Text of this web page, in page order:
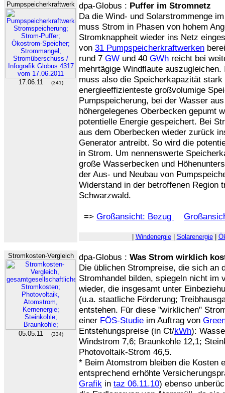
Pumpspeicherkraftwerk
17.06.11 (341)
dpa-Globus : Puffer im Stromnetz
Da die Wind- und Solarstrommenge
muss Strom in Phasen von hohem
Stromknappheit wieder ins Netz
von 31 Pumpspeicherkraftwerken
rund 7 GW und 40 GWh reicht bei
mehrtägige Windflaute
muss also die Speicherkapazität
energieeffizienteste großvolumige
Pumpspeicherung, bei der Wasser
höhergelegenes Oberbecken gepumt
potentielle Energie gespeichert. Bei
aus dem Oberbecken wieder zurück
Generator antreibt. So wird die
in Strom. Um nennenswerte
große Wasserbecken und
der Aus- und Neubau von
Widerstand in der betroffenen
Schwarzwald.
=> Großansicht: Bezug
Windenergie| Solarenergie|
Stromkosten-Vergleich
05.05.11 (334)
dpa-Globus : Was Strom wirklich
Die üblichen Strompreise, die sich an
Stromhandel bilden, spiegeln nicht im
wieder, die insgesamt unter
(u.a. staatliche Förderung;
entstehen. Für diese "wirklichen"
einer FÖS-Studie im Auftrag von
Entstehungspreise (in Ct/kWh):
Windstrom 7,6; Braunkohle 12,1;
Photovoltaik-Strom 46,5.
* Beim Atomstrom bleiben die Kosten
entsprechend erhöhte
Grafik in taz 06.11.10) ebenso